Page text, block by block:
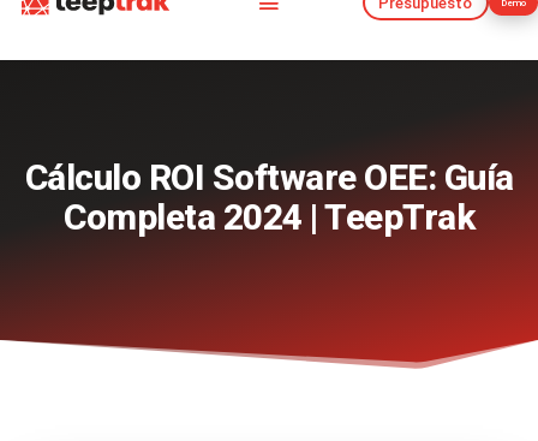
Demo
Presupuesto Demo
Cálculo ROI Software OEE: Guía
Completa 2024 | TeepTrak